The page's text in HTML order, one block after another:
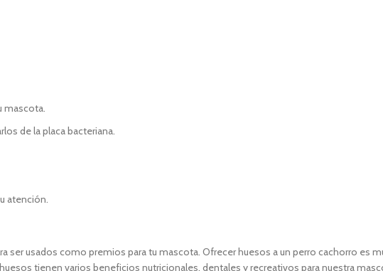
mascota.
de la placa bacteriana.
atención.
ser usados como premios para tu mascota. Ofrecer huesos a un perro cachorro es
tienen varios beneficios nutricionales, dentales y recreativos para nuestra